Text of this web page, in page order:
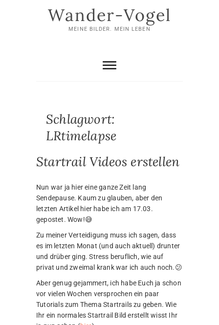
Wander-Vogel
MEINE BILDER. MEIN LEBEN
Schlagwort:
LRtimelapse
Startrail Videos erstellen
Nun war ja hier eine ganze Zeit lang
Sendepause. Kaum zu glauben, aber den
letzten Artikel hier habe ich am 17.03.
gepostet. Wow!😅
Zu meiner Verteidigung muss ich sagen, dass
es im letzten Monat (und auch aktuell) drunter
und drüber ging. Stress beruflich, wie auf
privat und zweimal krank war ich auch noch.😕
Aber genug gejammert, ich habe Euch ja schon
vor vielen Wochen versprochen ein paar
Tutorials zum Thema Startrails zu geben. Wie
Ihr ein normales Startrail Bild erstellt wisst Ihr